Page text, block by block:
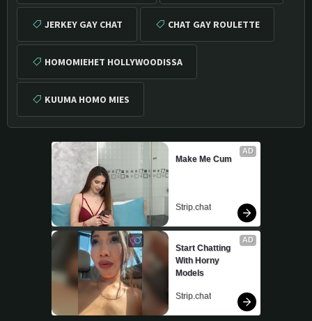
JERKEY GAY CHAT CHAT GAY ROULETTE
HOMOMIEHET HOLLYWOODISSA
KUUMA HOMO MIES
AD
Make Me Cum
Strip.chat
AD
Start Chatting
With Horny
Models
Strip.chat